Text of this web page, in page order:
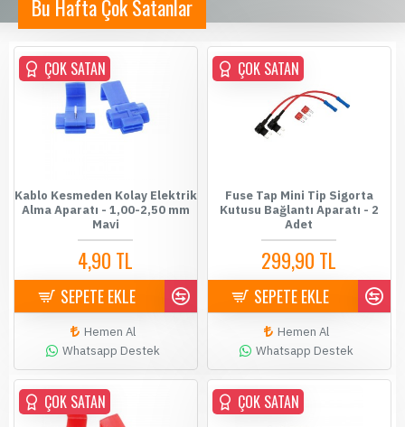
Bu Hafta Çok Satanlar
ÇOK SATAN
Kablo Kesmeden Kolay Elektrik
Alma Aparatı - 1,00-2,50 mm
Mavi
4,90 TL
SEPETE EKLE
Hemen Al
Whatsapp Destek
ÇOK SATAN
Fuse Tap Mini Tip Sigorta
Kutusu Bağlantı Aparatı - 2
Adet
299,90 TL
SEPETE EKLE
Hemen Al
Whatsapp Destek
ÇOK SATAN ÇOK SATAN